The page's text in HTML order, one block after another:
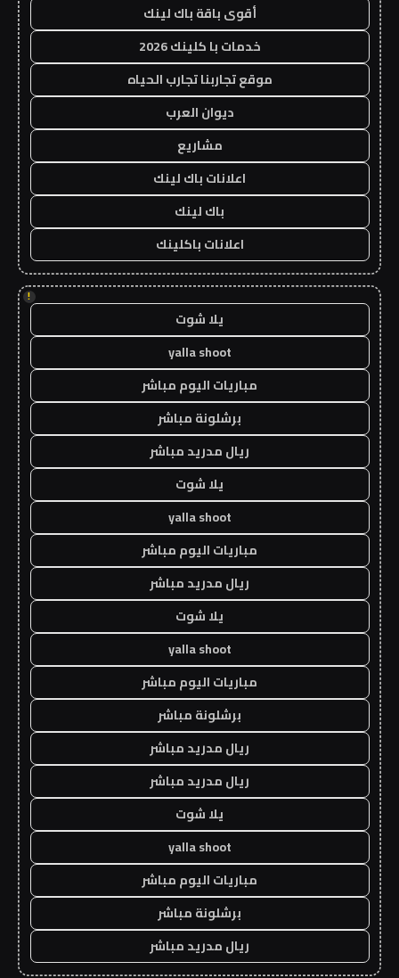
أقوى باقة باك لينك
خدمات با كلينك 2026
موقع تجاربنا تجارب الحياه
ديوان العرب
مشاريع
اعلانات باك لينك
باك لينك
اعلانات باكلينك
!
يلا شوت
yalla shoot
مباريات اليوم مباشر
برشلونة مباشر
ريال مدريد مباشر
يلا شوت
yalla shoot
مباريات اليوم مباشر
ريال مدريد مباشر
يلا شوت
yalla shoot
مباريات اليوم مباشر
برشلونة مباشر
ريال مدريد مباشر
ريال مدريد مباشر
يلا شوت
yalla shoot
مباريات اليوم مباشر
برشلونة مباشر
ريال مدريد مباشر